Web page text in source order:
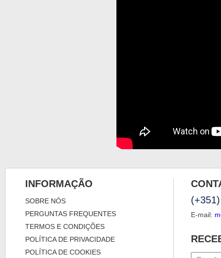
INFORMAÇÃO
SOBRE NÓS
PERGUNTAS FREQUENTES
TERMOS E CONDIÇÕES
POLÍTICA DE PRIVACIDADE
POLÍTICA DE COOKIES
E-mail: